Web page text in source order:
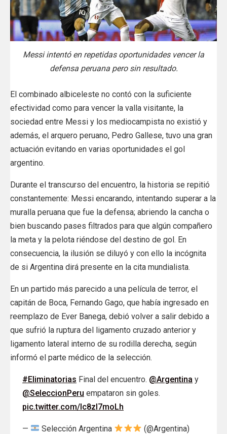
Messi intentó en repetidas oportunidades vencer la
defensa peruana pero sin resultado.
El combinado albiceleste no contó con la suficiente
efectividad como para vencer la valla visitante, la
sociedad entre Messi y los mediocampista no existió y
además, el arquero peruano, Pedro Gallese, tuvo una gran
actuación evitando en varias oportunidades el gol
argentino.
Durante el transcurso del encuentro, la historia se repitió
constantemente: Messi encarando, intentando superar a la
muralla peruana que fue la defensa; abriendo la cancha o
bien buscando pases filtrados para que algún compañero
la meta y la pelota riéndose del destino de gol. En
consecuencia, la ilusión se diluyó y con ello la incógnita
de si Argentina dirá presente en la cita mundialista.
En un partido más parecido a una película de terror, el
capitán de Boca, Fernando Gago, que había ingresado en
reemplazo de Ever Banega, debió volver a salir debido a
que sufrió la ruptura del ligamento cruzado anterior y
ligamento lateral interno de su rodilla derecha, según
informó el parte médico de la selección.
#Eliminatorias Final del encuentro. @Argentina y
@SeleccionPeru empataron sin goles.
pic.twitter.com/lc8zI7moLh
— Selección Argentina
(@Argentina)